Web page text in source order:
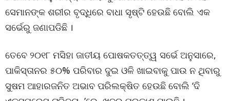
ସେମାନଙ୍କ ଶରୀର ବୃଦ୍ଧିରେ ବାଧା ସୃଷ୍ଟି ହେଉଛି ବୋଲି ଏକ
ସର୍ଭେରୁ ଜଣାପଡିଛି ।
ତେବେ ୨୦୧୮ ମସିହା ଜାତୀୟ ପୋଷକତତ୍ତ୍ୱ ସର୍ଭେ ଅନୁସାରେ,
ପାକିସ୍ତାନର ୫୦% ପରିବାର ଦୁଇ ଓଳି ଖାଇବାକୁ ପାଉ ନ ଥିବାରୁ
ସୁଷମ ଆହାରଜନିତ ଅଭାବ ପରିଲକ୍ଷିତ ହେଉଛି ବୋଲି ‘ଦି